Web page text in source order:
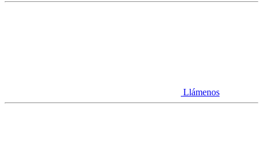
Llámenos